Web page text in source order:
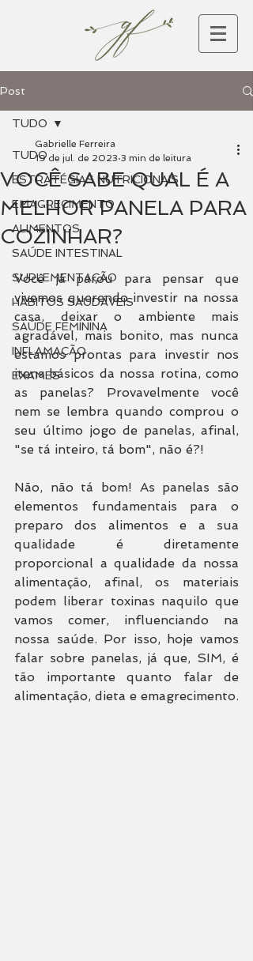
Post
TUDO
ESTRATÉGIAS NUTRICIONAIS
EMAGRECIMENTO
ALIMENTOS
SAÚDE INTESTINAL
SUPLEMENTAÇÃO
HÁBITOS SAUDÁVEIS
SAÚDE FEMININA
INFLAMAÇÃO
EXAMES
TUDO
VOCÊ SABE QUAL É A
MELHOR PANELA PARA
COZINHAR?
Gabrielle Ferreira
19 de jul. de 2023 3 min de leitura
Você já parou para pensar que
vivemos querendo investir na nossa
casa, deixar o ambiente mais
agradável, mais bonito, mas nunca
estamos prontas para investir nos
itens básicos da nossa rotina, como
as panelas? Provavelmente você
nem se lembra quando comprou o
seu último jogo de panelas, afinal,
"se tá inteiro, tá bom", não é?!
Não, não tá bom! As panelas são
elementos fundamentais para o
preparo dos alimentos e a sua
qualidade é diretamente
proporcional a qualidade da nossa
alimentação, afinal, os materiais
podem liberar toxinas naquilo que
vamos comer, influenciando na
nossa saúde. Por isso, hoje vamos
falar sobre panelas, já que, SIM, é
tão importante quanto falar de
alimentação, dieta e emagrecimento.